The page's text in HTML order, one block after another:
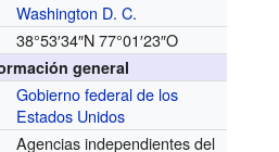
Washington D. C.
38°53′34″N 77°01′23″O
general
Gobierno federal de los
Estados Unidos
Agencias independientes del